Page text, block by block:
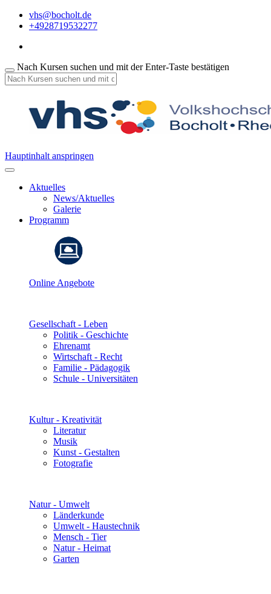
vhs@bocholt.de
+4928719532277
Nach Kursen suchen und mit der Enter-Taste bestätigen
Hauptinhalt anspringen
Aktuelles
News/Aktuelles
Galerie
Programm
Online Angebote
Gesellschaft - Leben
Politik - Geschichte
Ehrenamt
Wirtschaft - Recht
Familie - Pädagogik
Schule - Universitäten
Kultur - Kreativität
Literatur
Musik
Kunst - Gestalten
Fotografie
Natur - Umwelt
Länderkunde
Umwelt - Haustechnik
Mensch - Tier
Natur - Heimat
Garten